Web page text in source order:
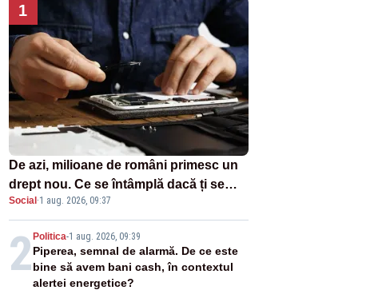
1
De azi, milioane de români primesc un
drept nou. Ce se întâmplă dacă ți se
strică un produs
Social ·1 aug. 2026, 09:37
2 Politica-1 aug. 2026, 09:39
Piperea, semnal de alarmă. De ce este
bine să avem bani cash, în contextul
alertei energetice?